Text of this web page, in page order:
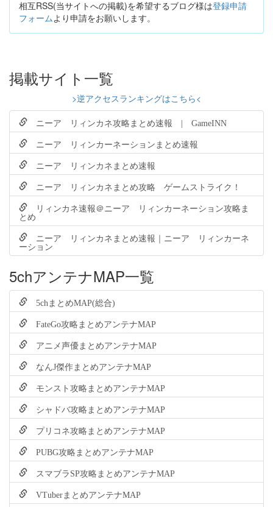
相互RSS(当サイトへの掲載)を希望するブログ様は登録申請
フォームより申請をお願いします。
掲載サイト一覧
>逆アクセスランキングはこちら<
ニーア リィンカネ攻略まとめ速報 | GameINN
ニーア リィンカーネーションまとめ速報
ニーア リィンカネまとめ速報
ニーア リィンカネまとめ攻略 ゲームストライク！
リィンカネ速報＠ニーア リィンカーネーション攻略ま
とめ
ニーア リィンカネまとめ速報｜ニーア リィンカーネ
ーション
5chアンテナMAP一覧
5chまとめMAP(総合)
FateGo攻略まとめアンテナMAP
アニメ声優まとめアンテナMAP
なんJ傑作まとめアンテナMAP
モンスト攻略まとめアンテナMAP
シャドバ攻略まとめアンテナMAP
プリコネ攻略まとめアンテナMAP
PUBG攻略まとめアンテナMAP
スマブラSP攻略まとめアンテナMAP
VTuberまとめアンテナMAP